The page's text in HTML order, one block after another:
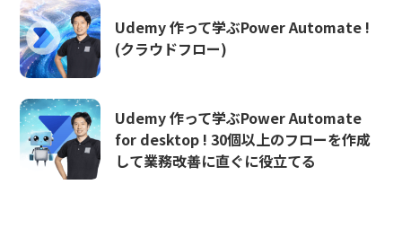
Udemy 作って学ぶPower Automate !
(クラウドフロー)
Udemy 作って学ぶPower Automate
for desktop ! 30個以上のフローを作成
して業務改善に直ぐに役立てる